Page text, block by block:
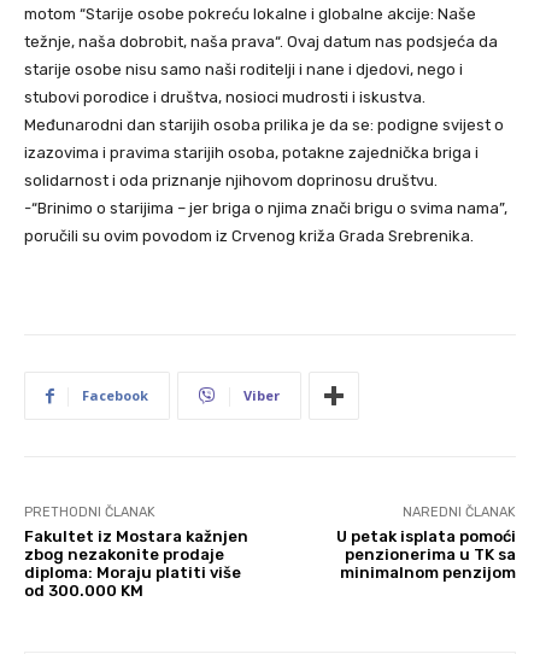
motom “Starije osobe pokreću lokalne i globalne akcije: Naše
težnje, naša dobrobit, naša prava“. Ovaj datum nas podsjeća da
starije osobe nisu samo naši roditelji i nane i djedovi, nego i
stubovi porodice i društva, nosioci mudrosti i iskustva.
Međunarodni dan starijih osoba prilika je da se: podigne svijest o
izazovima i pravima starijih osoba, potakne zajednička briga i
solidarnost i oda priznanje njihovom doprinosu društvu.
-“Brinimo o starijima – jer briga o njima znači brigu o svima nama”,
poručili su ovim povodom iz Crvenog križa Grada Srebrenika.
Facebook Viber
PRETHODNI ČLANAK
Fakultet iz Mostara kažnjen
zbog nezakonite prodaje
diploma: Moraju platiti više
od 300.000 KM
NAREDNI ČLANAK
U petak isplata pomoći
penzionerima u TK sa
minimalnom penzijom